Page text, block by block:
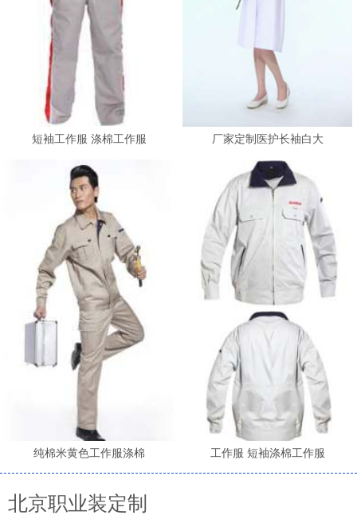
短袖工作服 涤棉工作服 厂家定制医护长袖白大
纯棉米黄色工作服涤棉 工作服 短袖涤棉工作服
北京职业装定制